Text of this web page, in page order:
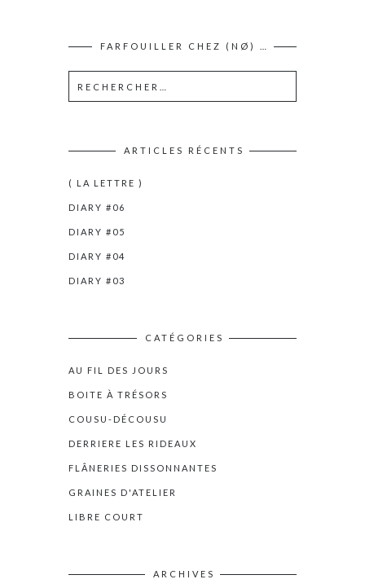
FARFOUILLER CHEZ (NØ) …
ARTICLES RÉCENTS
( LA LETTRE )
DIARY #06
DIARY #05
DIARY #04
DIARY #03
CATÉGORIES
AU FIL DES JOURS
BOITE À TRÉSORS
COUSU-DÉCOUSU
DERRIERE LES RIDEAUX
FLÂNERIES DISSONNANTES
GRAINES D'ATELIER
LIBRE COURT
ARCHIVES